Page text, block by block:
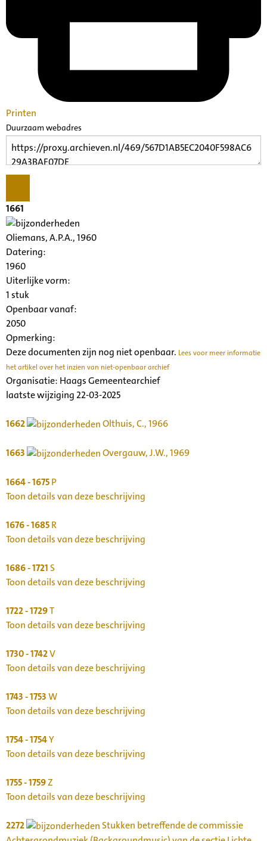
Printen
Duurzaam webadres
1661
Oliemans, A.P.A., 1960
Datering:
1960
Uiterlijke vorm:
1 stuk
Openbaar vanaf:
2050
Opmerking:
Deze documenten zijn nog niet openbaar. Lees voor meer informatie
het artikel over het inzien van niet-openbaar archief
Organisatie: Haags Gemeentearchief
laatste wijziging 22-03-2025
1662 Olthuis, C., 1966
1663 Overgauw, J.W., 1969
1664 - 1675P
Toon details van deze beschrijving
1676 - 1685R
Toon details van deze beschrijving
1686 - 1721 S
Toon details van deze beschrijving
1722 - 1729T
Toon details van deze beschrijving
1730 - 1742V
Toon details van deze beschrijving
1743 - 1753W
Toon details van deze beschrijving
1754 - 1754Y
Toon details van deze beschrijving
1755 - 1759Z
Toon details van deze beschrijving
2272
Stukken betreffende de commissie